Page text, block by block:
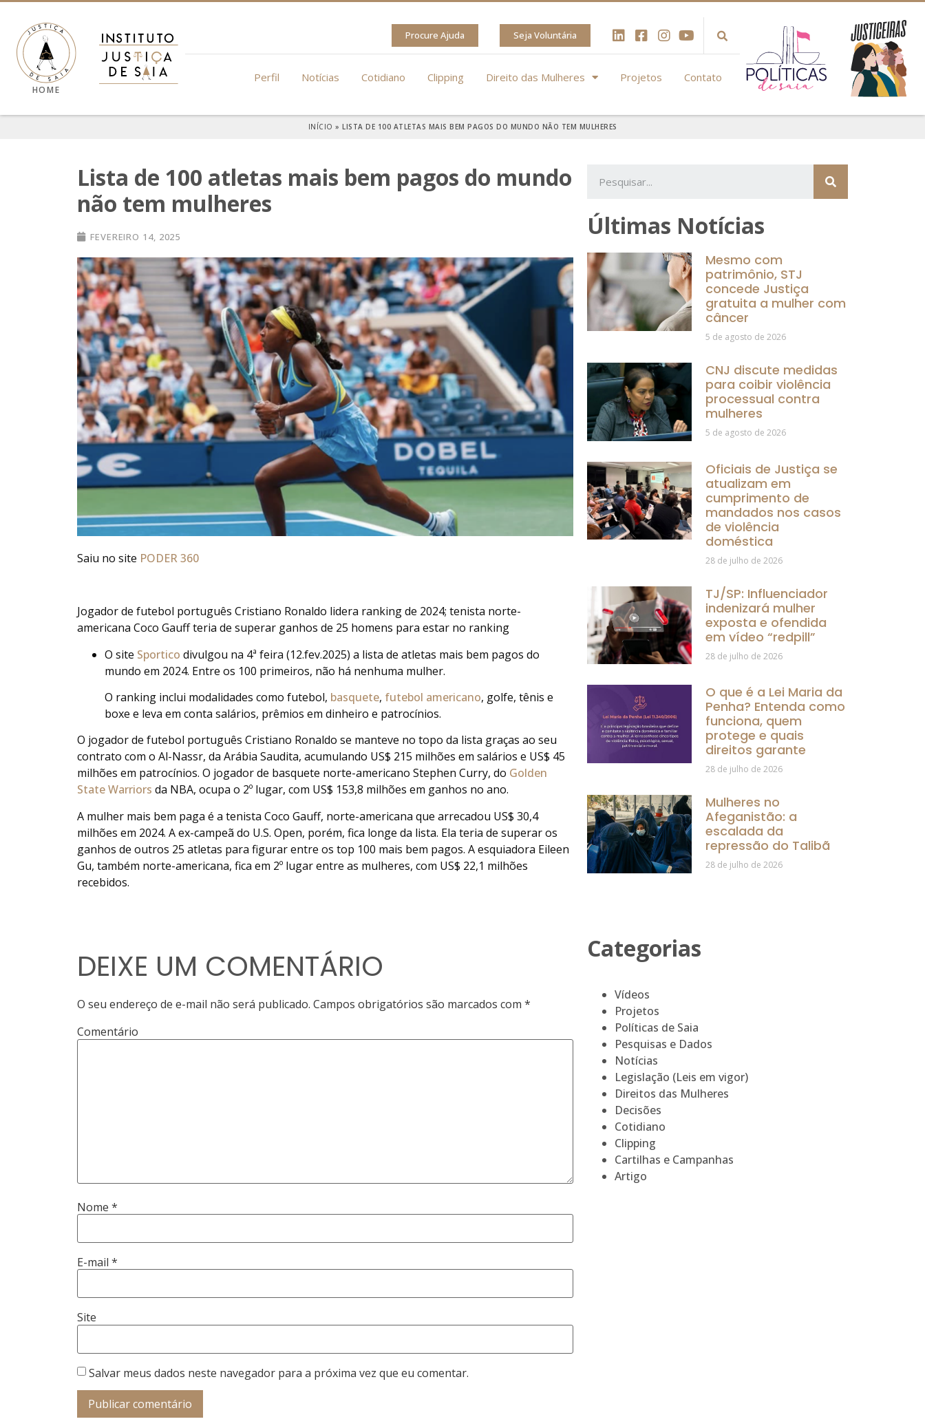
HOME
Procure Ajuda Seja Voluntária
Perfil Notícias Cotidiano Clipping Direito das Mulheres Projetos Contato
INÍCIO » LISTA DE 100 ATLETAS MAIS BEM PAGOS DO MUNDO NÃO TEM MULHERES
Lista de 100 atletas mais bem pagos do mundo
não tem mulheres
FEVEREIRO 14, 2025
Saiu no site PODER 360
Jogador de futebol português Cristiano Ronaldo lidera ranking de 2024; tenista norte-
americana Coco Gauff teria de superar ganhos de 25 homens para estar no ranking
O site Sportico divulgou na 4ª feira (12.fev.2025) a lista de atletas mais bem pagos do
mundo em 2024. Entre os 100 primeiros, não há nenhuma mulher.
O ranking inclui modalidades como futebol, basquete, futebol americano, golfe, tênis e
boxe e leva em conta salários, prêmios em dinheiro e patrocínios.
O jogador de futebol português Cristiano Ronaldo se manteve no topo da lista graças ao seu
contrato com o Al-Nassr, da Arábia Saudita, acumulando US$ 215 milhões em salários e US$ 45
milhões em patrocínios. O jogador de basquete norte-americano Stephen Curry, do Golden
State Warriors da NBA, ocupa o 2º lugar, com US$ 153,8 milhões em ganhos no ano.
A mulher mais bem paga é a tenista Coco Gauff, norte-americana que arrecadou US$ 30,4
milhões em 2024. A ex-campeã do U.S. Open, porém, fica longe da lista. Ela teria de superar os
ganhos de outros 25 atletas para figurar entre os top 100 mais bem pagos. A esquiadora Eileen
Gu, também norte-americana, fica em 2º lugar entre as mulheres, com US$ 22,1 milhões
recebidos.
DEIXE UM COMENTÁRIO
O seu endereço de e-mail não será publicado. Campos obrigatórios são marcados com *
Comentário
Nome *
E-mail *
Site
Salvar meus dados neste navegador para a próxima vez que eu comentar.
Últimas Notícias
Mesmo com
patrimônio, STJ
concede Justiça
gratuita a mulher com
câncer
5 de agosto de 2026
CNJ discute medidas
para coibir violência
processual contra
mulheres
5 de agosto de 2026
Oficiais de Justiça se
atualizam em
cumprimento de
mandados nos casos
de violência
doméstica
28 de julho de 2026
TJ/SP: Influenciador
indenizará mulher
exposta e ofendida
em vídeo “redpill”
28 de julho de 2026
O que é a Lei Maria da
Penha? Entenda como
funciona, quem
protege e quais
direitos garante
28 de julho de 2026
Mulheres no
Afeganistão: a
escalada da
repressão do Talibã
28 de julho de 2026
Categorias
Vídeos
Projetos
Políticas de Saia
Pesquisas e Dados
Notícias
Legislação (Leis em vigor)
Direitos das Mulheres
Decisões
Cotidiano
Clipping
Cartilhas e Campanhas
Artigo